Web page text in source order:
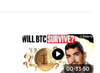
00:33:50